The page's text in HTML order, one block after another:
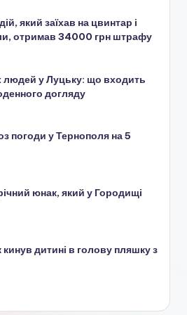
який заїхав на цвинтар і
отримав 34000 грн штрафу
людей у Луцьку: що входить
догляду
погоди у Тернополя на 5
юнак, який у Городищі
кинув дитині в голову пляшку з